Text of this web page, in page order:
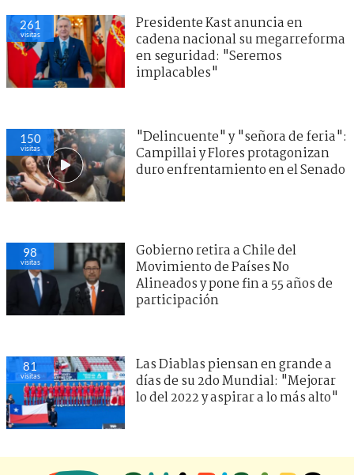
261
visitas
Presidente Kast anuncia en
cadena nacional su megarreforma
en seguridad: "Seremos
implacables"
150
visitas
"Delincuente" y "señora de feria":
Campillai y Flores protagonizan
duro enfrentamiento en el Senado
98
visitas
Gobierno retira a Chile del
Movimiento de Países No
Alineados y pone fin a 55 años de
participación
81
visitas
Las Diablas piensan en grande a
días de su 2do Mundial: "Mejorar
lo del 2022 y aspirar a lo más alto"